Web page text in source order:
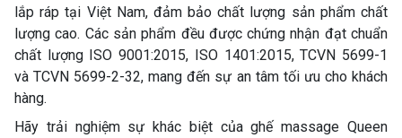
lắp ráp tại Việt Nam, đảm bảo chất lượng sản phẩm chất
lượng cao. Các sản phẩm đều được chứng nhận đạt chuẩn
chất lượng ISO 9001:2015, ISO 1401:2015, TCVN 5699-1
và TCVN 5699-2-32, mang đến sự an tâm tối ưu cho khách
hàng.
Hãy trải nghiệm sự khác biệt của ghế massage Queen